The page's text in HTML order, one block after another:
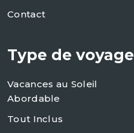
Contact
Type de voyage
Vacances au Soleil
Abordable
Tout Inclus